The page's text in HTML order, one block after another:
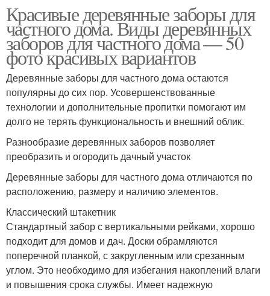
Красивые деревянные заборы для
частного дома. Виды деревянных
заборов для частного дома — 50
фото красивых вариантов
Деревянные заборы для частного дома остаются
популярны до сих пор. Усовершенствованные
технологии и дополнительные пропитки помогают им
долго не терять функциональность и внешний облик.
Разнообразие деревянных заборов позволяет
преобразить и огородить дачный участок
Деревянные заборы для частного дома отличаются по
расположению, размеру и наличию элементов.
Классический штакетник
Стандартный забор с вертикальными рейками, хорошо
подходит для домов и дач. Доски обрамляются
поперечной планкой, с закругленным или срезанным
углом. Это необходимо для избегания накоплений влаги
и повышения срока службы. Имеет надежную